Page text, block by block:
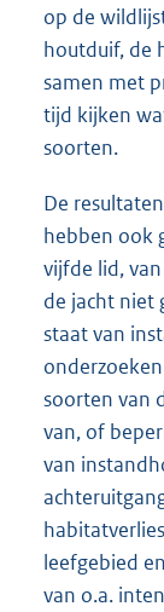
op de
houtduif, de
samen met
tijd kijken
soorten.
De
hebben ook
vijfde lid,
de jacht niet
staat van
soorten van
van, of
van
leefgebied
van o.a.